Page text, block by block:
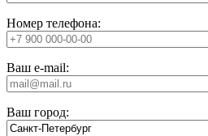
Номер телефона:
Ваш e-mail:
Ваш город: